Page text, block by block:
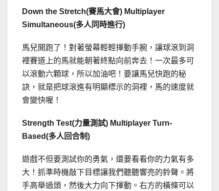
Down the Stretch(賽馬大會) Multiplayer
Simultaneous(多人同時進行)
馬兒開跑了！對著螢幕輕輕揮動手腕，讓球滾到洞
裡賽道上的馬就能朝著終點向前奔去！一次最多可
以滾動六顆球，所以加油吧！要讓馬兒快跑的秘
訣，就是把球滾進有明顯標示的洞裡，馬的速度就
會變快喔！
Strength Test(力量測試) Multiplayer Turn-
Based(多人回合制)
遊戲不但要測試你的勇氣，還要看看你的力氣有多
大！抓準時機敲下目標讓我們聽聽響亮的鈴聲。將
手高舉過頭，然後大力向下揮動。右方的橫條可以